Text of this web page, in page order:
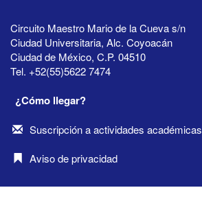
Circuito Maestro Mario de la Cueva s/n
Ciudad Universitaria, Alc. Coyoacán
Ciudad de México, C.P. 04510
Tel. +52(55)5622 7474
¿Cómo llegar?
Suscripción a actividades académicas
Aviso de privacidad